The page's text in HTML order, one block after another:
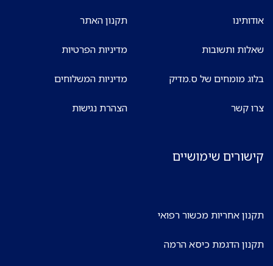
אודותינו
שאלות ותשובות
בלוג מומחים של ס.מדיק
צרו קשר
תקנון האתר
מדיניות הפרטיות
מדיניות המשלוחים
הצהרת נגישות
קישורים שימושיים
תקנון אחריות מכשור רפואי
תקנון הדגמת כיסא הרמה